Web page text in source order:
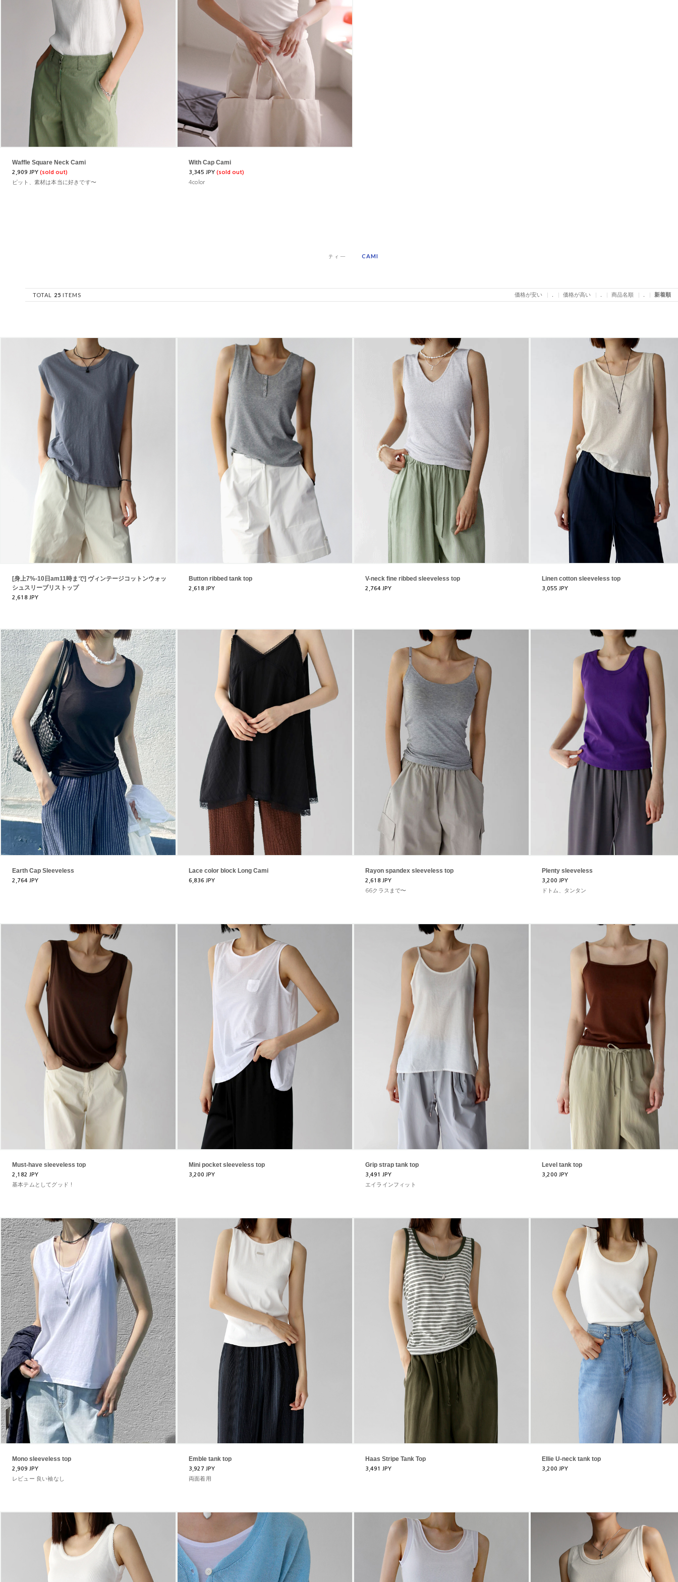
Waffle Square Neck Cami
2,909 JPY (sold out)
ピット、素材は本当に好きです〜
With Cap Cami
3,345 JPY (sold out)
4color
ティー CAMI
TOTAL 25 ITEMS 価格が安い 価格が高い 商品名順 新着順
[身上7%-10日am11時まで] ヴィンテージコットンウォッ
シュスリーブリストップ
2,618 JPY
Button ribbed tank top
2,618 JPY
V-neck fine ribbed sleeveless top
2,764 JPY
Linen cotton sleeveless top
3,055 JPY
Earth Cap Sleeveless
2,764 JPY
Lace color block Long Cami
6,836 JPY
Rayon spandex sleeveless top
2,618 JPY
66クラスまで〜
Plenty sleeveless
3,200 JPY
ドトム、タンタン
Must-have sleeveless top
2,182 JPY
基本テムとしてグッド！
Mini pocket sleeveless top
3,200 JPY
Grip strap tank top
3,491 JPY
エイラインフィット
Level tank top
3,200 JPY
Mono sleeveless top
2,909 JPY
レビュー 良い袖なし
Emble tank top
3,927 JPY
両面着用
Haas Stripe Tank Top
3,491 JPY
Ellie U-neck tank top
3,200 JPY